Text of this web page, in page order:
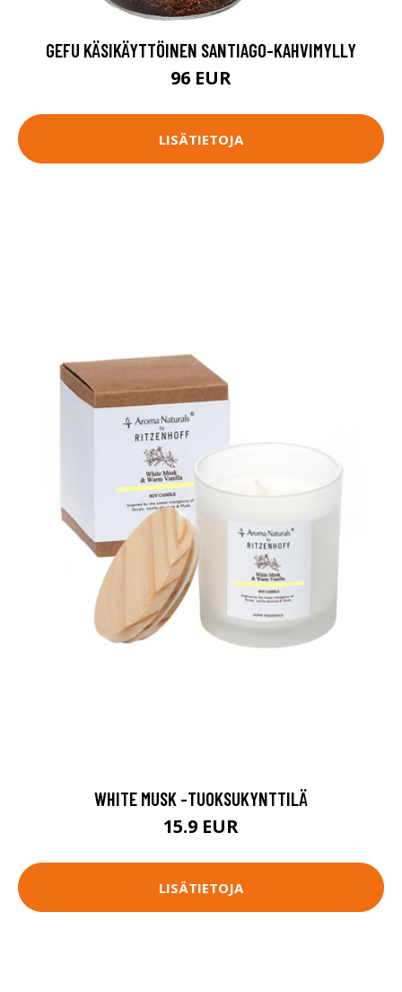
GEFU KÄSIKÄYTTÖINEN SANTIAGO-KAHVIMYLLY
96 EUR
LISÄTIETOJA
WHITE MUSK -TUOKSUKYNTTILÄ
15.9 EUR
LISÄTIETOJA